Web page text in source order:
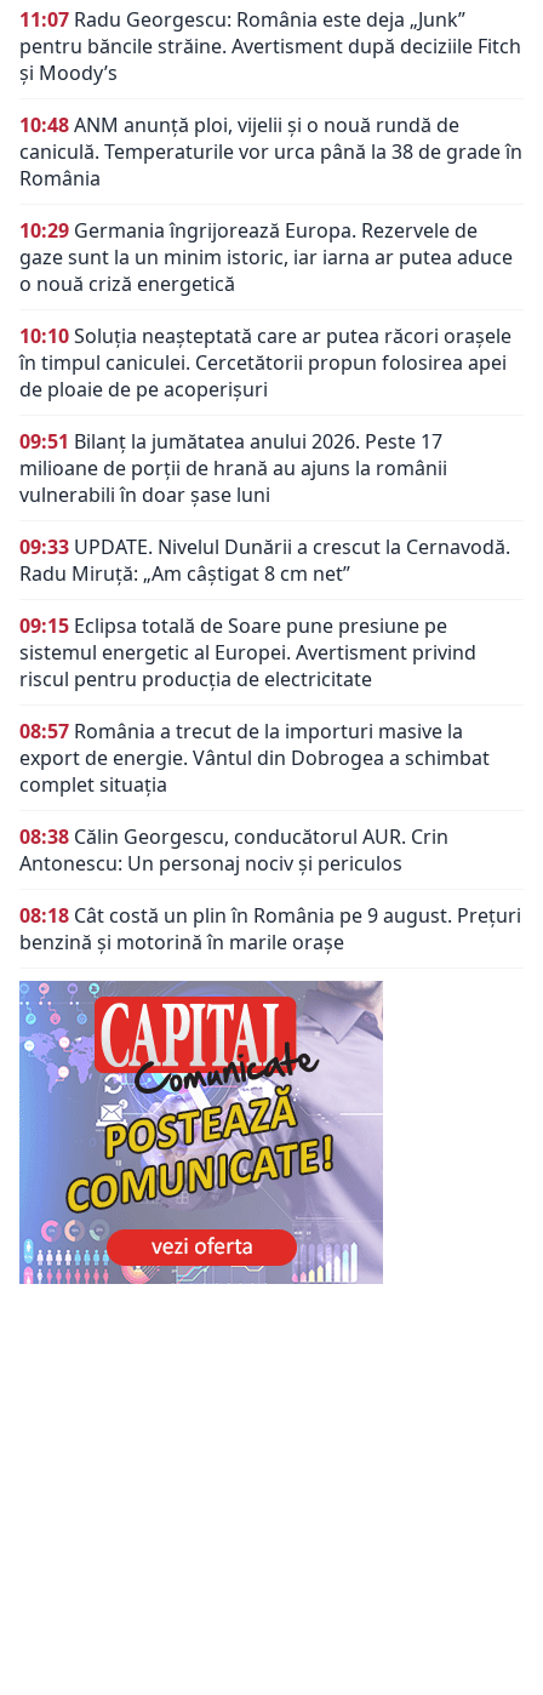
11:07 Radu Georgescu: România este deja „Junk”
pentru băncile străine. Avertisment după deciziile Fitch
și Moody’s
10:48ANM anunță ploi, vijelii și o nouă rundă de
caniculă. Temperaturile vor urca până la 38 de grade în
România
10:29 Germania îngrijorează Europa. Rezervele de
gaze sunt la un minim istoric, iar iarna ar putea aduce
o nouă criză energetică
10:10Soluția neașteptată care ar putea răcori orașele
în timpul caniculei. Cercetătorii propun folosirea apei
de ploaie de pe acoperișuri
09:51 Bilanț la jumătatea anului 2026. Peste 17
milioane de porții de hrană au ajuns la românii
vulnerabili în doar șase luni
09:33 UPDATE. Nivelul Dunării a crescut la Cernavodă.
Radu Miruță: „Am câștigat 8 cm net”
09:15 Eclipsa totală de Soare pune presiune pe
sistemul energetic al Europei. Avertisment privind
riscul pentru producția de electricitate
08:57 România a trecut de la importuri masive la
export de energie. Vântul din Dobrogea a schimbat
complet situația
08:38 Călin Georgescu, conducătorul AUR. Crin
Antonescu: Un personaj nociv şi periculos
08:18 Cât costă un plin în România pe 9 august. Prețuri
benzină și motorină în marile orașe